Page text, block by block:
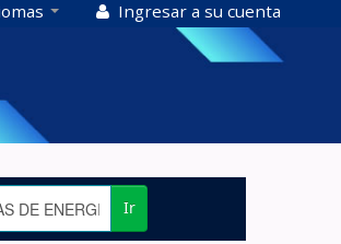
Ingresar a su cuenta
Ir